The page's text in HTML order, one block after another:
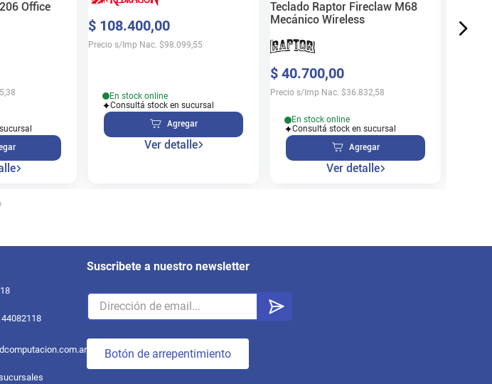
Office
$ 108.400,00
Precio s/Imp Nac. $98.099,55
En stock online
Consultá stock en sucursal
Agregar
Ver detalle
Teclado Raptor Fireclaw M68
Mecánico Wireless
$ 40.700,00
Precio s/Imp Nac. $36.832,58
En stock online
Consultá stock en sucursal
Agregar
Ver detalle
Suscribete a nuestro newsletter
Botón de arrepentimiento